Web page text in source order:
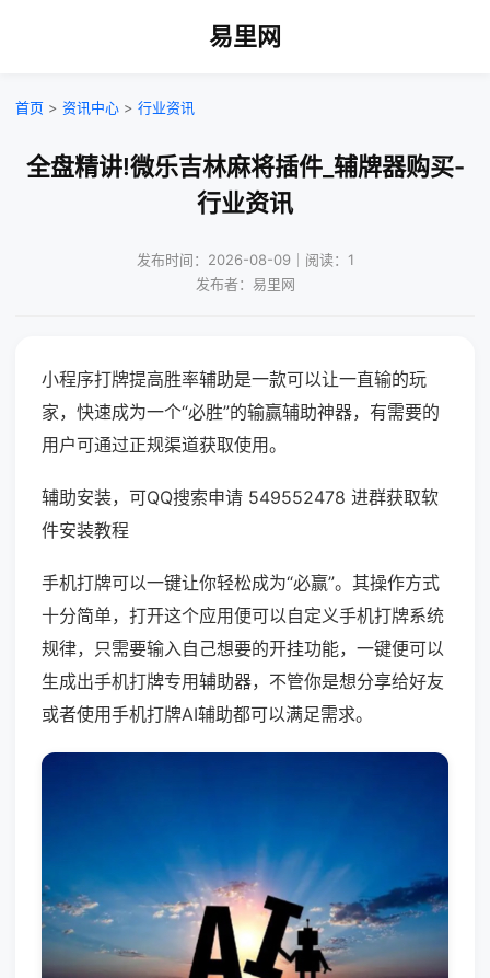
易里网
首页 > 资讯中心 > 行业资讯
全盘精讲!微乐吉林麻将插件_辅牌器购买-
行业资讯
发布时间：2026-08-09｜阅读：1
发布者：易里网
小程序打牌提高胜率辅助是一款可以让一直输的玩
家，快速成为一个“必胜”的输赢辅助神器，有需要的
用户可通过正规渠道获取使用。
辅助安装，可QQ搜索申请 549552478 进群获取软
件安装教程
手机打牌可以一键让你轻松成为“必赢”。其操作方式
十分简单，打开这个应用便可以自定义手机打牌系统
规律，只需要输入自己想要的开挂功能，一键便可以
生成出手机打牌专用辅助器，不管你是想分享给好友
或者使用手机打牌AI辅助都可以满足需求。